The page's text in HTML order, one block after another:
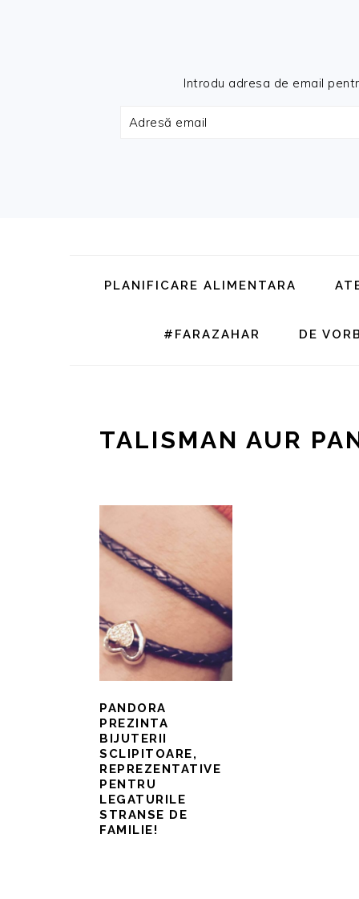
Introdu adresa de email
Adresă
PLANIFICARE ALIMENTARA
#FARAZAHAR DE
TALISMAN AUR
PANDORA
PREZINTA
BIJUTERII
SCLIPITOARE,
REPREZENTATIVE
PENTRU
LEGATURILE
STRANSE DE
FAMILIE!